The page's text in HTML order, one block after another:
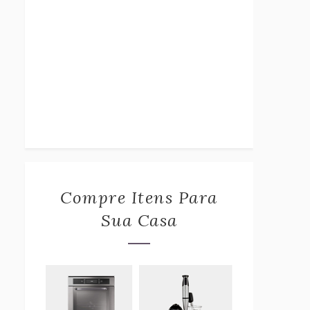
Compre Itens Para
Sua Casa